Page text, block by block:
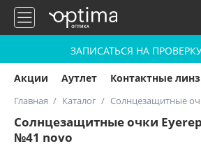
ЗАПИСАТЬСЯ НА
Акции Аутлет Контактные
Главная Каталог Солнцезащитные
Солнцезащитные очки
№41 novo